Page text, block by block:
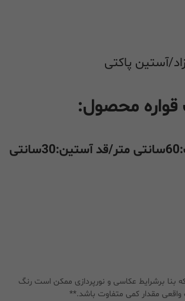
آستین پاکتی
محصول:
قدازجلو وپشت:60سانتی متر/قد آستین:30سانتی
بنا برشرایط عکاسی و نورپردازی ممکن است رنگ
واقعی مقدار کمی متفاوت باشد.**